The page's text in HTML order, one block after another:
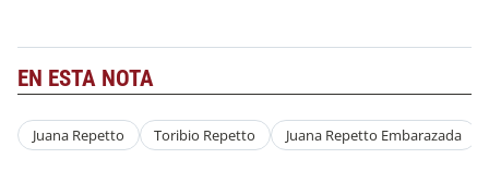
EN ESTA NOTA
Juana Repetto Toribio Repetto Juana Repetto Embarazada